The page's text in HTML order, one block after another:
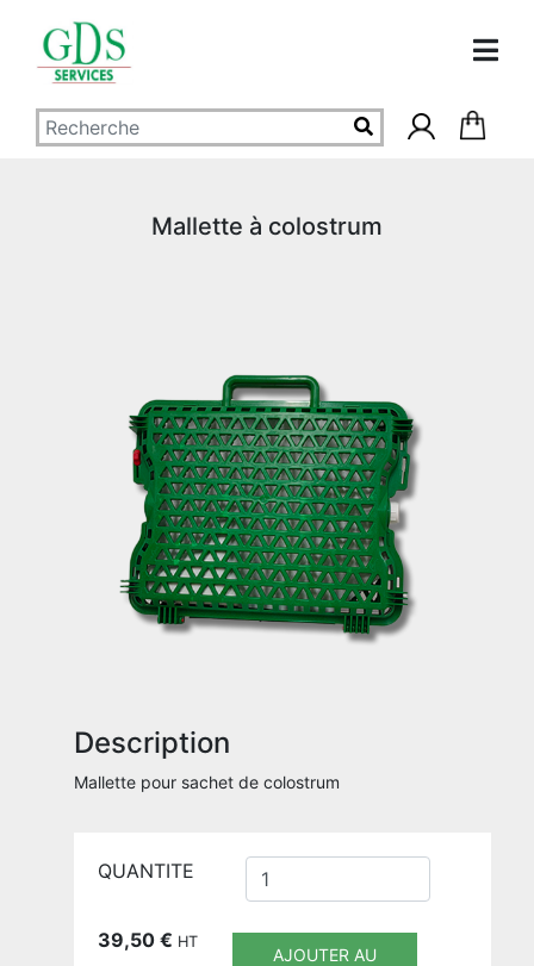
Mallette à colostrum
Description
Mallette pour sachet de colostrum
QUANTITE
39,50 € HT
AJOUTER AU